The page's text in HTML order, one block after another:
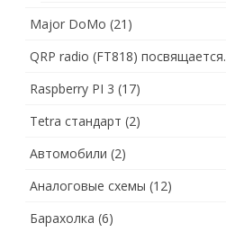
Major DoMo (21)
QRP radio (FT818) посвящается.
Raspberry PI 3 (17)
Tetra стандарт (2)
Автомобили (2)
Аналоговые схемы (12)
Барахолка (6)